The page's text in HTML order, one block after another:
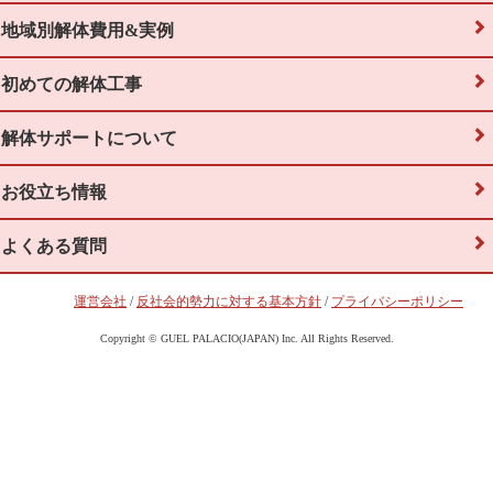
地域別解体費用&実例
初めての解体工事
解体サポートについて
お役立ち情報
よくある質問
運営会社 / 反社会的勢力に対する基本方針 / プライバシーポリシー
Copyright © GUEL PALACIO(JAPAN) Inc. All Rights Reserved.